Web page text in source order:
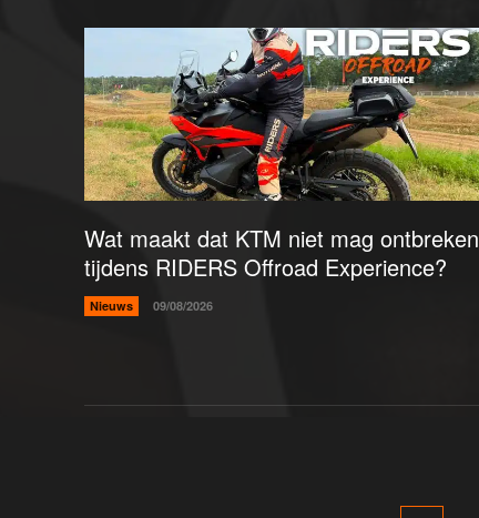
Wat maakt dat KTM niet mag ontbreken
tijdens RIDERS Offroad Experience?
Nieuws 09/08/2026